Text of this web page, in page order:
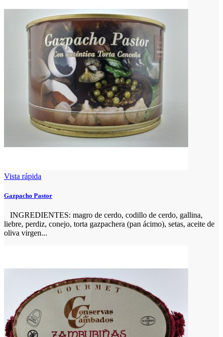
Vista rápida
Gazpacho Pastor
INGREDIENTES: magro de cerdo, codillo de cerdo, gallina,
liebre, perdiz, conejo, torta gazpachera (pan ácimo), setas, aceite de
oliva virgen...